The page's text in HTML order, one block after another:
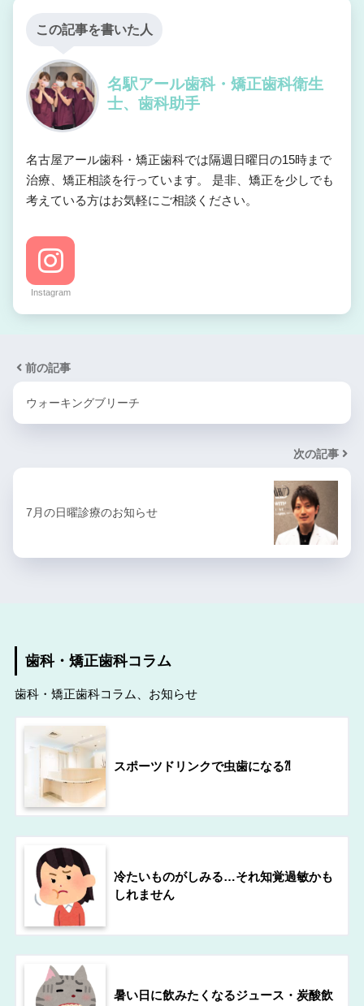
この記事を書いた人
名駅アール歯科・矯正歯科衛生
士、歯科助手
名古屋アール歯科・矯正歯科では隔週日曜日の15時まで
治療、矯正相談を行っています。 是非、矯正を少しでも
考えている方はお気軽にご相談ください。
Instagram
前の記事
ウォーキングブリーチ
次の記事
7月の日曜診療のお知らせ
歯科・矯正歯科コラム
歯科・矯正歯科コラム、お知らせ
スポーツドリンクで虫歯になる⁈
冷たいものがしみる…それ知覚過敏かも
しれません
暑い日に飲みたくなるジュース・炭酸飲